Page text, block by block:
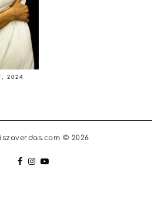
2024
© 2026